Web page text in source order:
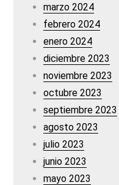
marzo 2024
febrero 2024
enero 2024
diciembre 2023
noviembre 2023
octubre 2023
septiembre 2023
agosto 2023
julio 2023
junio 2023
mayo 2023